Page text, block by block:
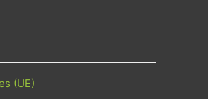
(UE)